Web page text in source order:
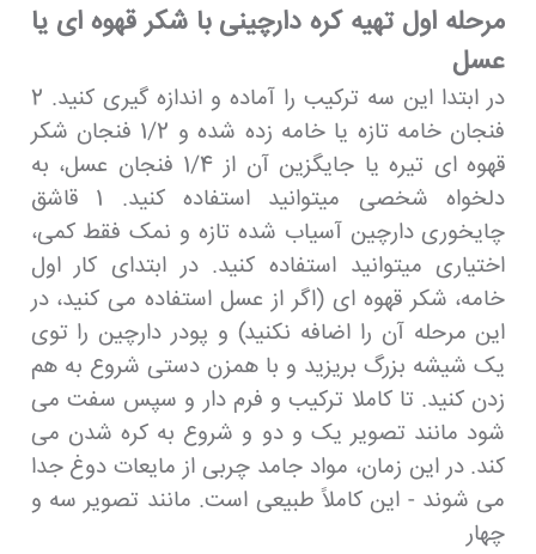
مرحله اول تهیه کره دارچینی با شکر قهوه ای یا
عسل
در ابتدا این سه ترکیب را آماده و اندازه گیری کنید. 2
فنجان خامه تازه یا خامه زده شده و 1/2 فنجان شکر
قهوه ای تیره یا جایگزین آن از 1/4 فنجان عسل، به
دلخواه شخصی میتوانید استفاده کنید. 1 قاشق
چایخوری دارچین آسیاب شده تازه و نمک فقط کمی،
اختیاری میتوانید استفاده کنید. در ابتدای کار اول
خامه، شکر قهوه ای (اگر از عسل استفاده می کنید، در
این مرحله آن را اضافه نکنید) و پودر دارچین را توی
یک شیشه بزرگ بریزید و با همزن دستی شروع به هم
زدن کنید. تا کاملا ترکیب و فرم دار و سپس سفت می
شود مانند تصویر یک و دو و شروع به کره شدن می
کند. در این زمان، مواد جامد چربی از مایعات دوغ جدا
می شوند - این کاملاً طبیعی است. مانند تصویر سه و
چهار